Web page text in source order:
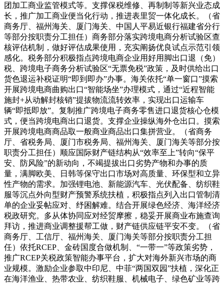
团加工商业监管模式等。支撑保税维修、再制制等新兴业态成
长，推广加工商业便当化行动，推进表里贸一体化成长。（省
商务厅、福州海关、厦门海关、中国人平易近银行福建省分行
等部分按职责分工担任）商务部分落实跨境电商分析试验区查
核评估机制，做好评估成果使用，充实阐扬优良试点示范引领
感化。税务部分积极指点跨境电商企业用好用脚出口退（免）
税、跨境电子商务分析试验区“无票免税”政策，及时供给出口
货色退运补税证明“即到即办”办事。海关依托“单一窗口”摸索
开展跨境电商曲购出口“智能场坐”办理模式，通过“近程智能
施封+从动解封核销”提拔物流流转效率，实现出口运输车
辆“即抵即放”。复制推广跨境电子商务零售进口退货核心仓模
式，便当跨境电商出口退货。支撑企业操纵海外仓出口。摸索
开展跨境电商商品取一般商业商品出口集拼营业。（省商务
厅、省税务局、厦门市税务局、福州海关、厦门海关等部分按
职责分工担任）顺应国际财产链结构从“效率至上”转向“保平
安、防风险”的新动向，不竭提拔出口劣势产物和办事的质
量，满脚欧美、日韩等保守出口市场对高质量、环保型和立异
性产物的需求。加强锂电池、新能源汽车、光伏配备、纺织鞋
服等沉点外向型财产预警系统扶植，积极指点列入出口管制清
单的企业妥帖应对、纾困解难。结合开展绿色经济、海洋经济
税政研究。多从体协同应对经贸摩擦，稳妥开展商业布施查询
拜访，推进商业调整援帮工做，财产链供应链平安不变。（省
商务厅、工信厅、福州海关、厦门海关等部分按职责分工担
任）依托RCEP、金砖国度合做机制、“一带一”等政策劣势，
推广RCEP关税政策智能办事平台，扩大对海外新兴市场的商
业规模。激励企业参取中印尼、中菲“两国双园”扶植，深化正
在海洋渔业、热带农业、纺织鞋服、机械电子、绿色矿业等跨